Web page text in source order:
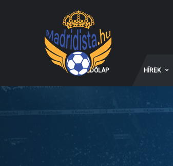
KEZDŐLAP HÍREK